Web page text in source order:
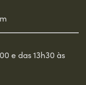
e das 13h30 às